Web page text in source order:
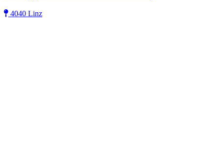
4040 Linz